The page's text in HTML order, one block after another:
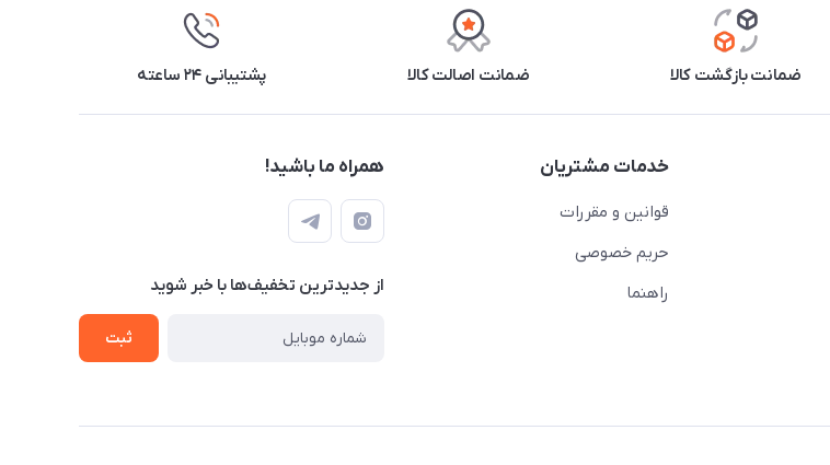
ضمانت بازگشت کالا ضمانت اصالت کالا پشتیبانی ۲۴ ساعته
خدمات مشتریان
قوانین و مقررات
حریم خصوصی
راهنما
همراه ما باشید!
از جدید‌ترین تخفیف‌ها با‌ خبر شوید
ثبت